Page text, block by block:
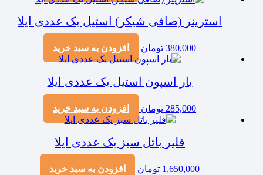
استرینر (صافی شیکر) استیل یک عددی ایلا
380,000 تومان افزودن به سبد خرید
بار اسپون استیل یک عددی ایلا
285,000 تومان افزودن به سبد خرید
فلیر باتل سبز یک عددی ایلا
1,650,000 تومان افزودن به سبد خرید